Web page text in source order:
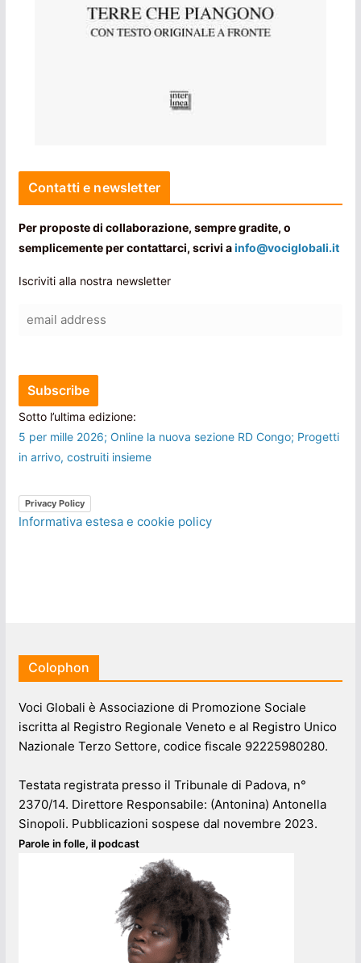
Contatti e newsletter
Per proposte di collaborazione, sempre gradite, o
semplicemente per contattarci, scrivi ainfo@vociglobali.it
Iscriviti alla nostra newsletter
Sotto l’ultima edizione:
5 per mille 2026; Online la nuova sezione RD Congo; Progetti
in arrivo, costruiti insieme
Privacy Policy
Informativa estesa e cookie policy
Colophon
Voci Globali è Associazione di Promozione Sociale
iscritta al Registro Regionale Veneto e al Registro Unico
Nazionale Terzo Settore, codice fiscale 92225980280.
Testata registrata presso il Tribunale di Padova, n°
2370/14. Direttore Responsabile: (Antonina) Antonella
Sinopoli. Pubblicazioni sospese dal novembre 2023.
Parole in folle, il podcast